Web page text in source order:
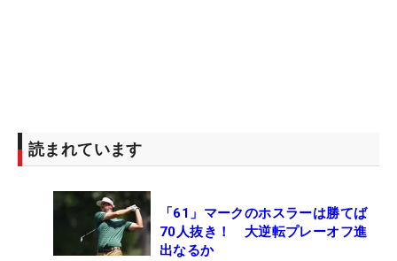
読まれています
「61」マークのホスラーは勝てば
70人抜き！ 大逆転プレーオフ進
出なるか